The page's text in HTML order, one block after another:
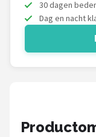
L.O.L.30 dagen
Dag en nacht